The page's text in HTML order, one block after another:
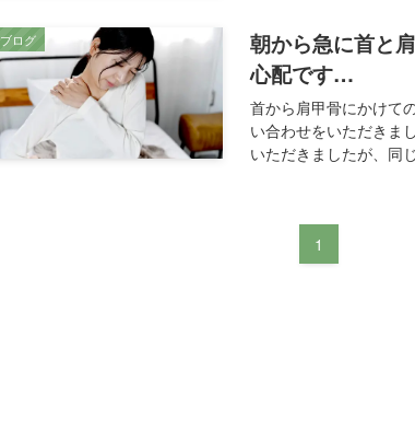
ブログ
朝から急に首と
心配です…
首から肩甲骨にかけて
い合わせをいただきま
いただきましたが、同
1